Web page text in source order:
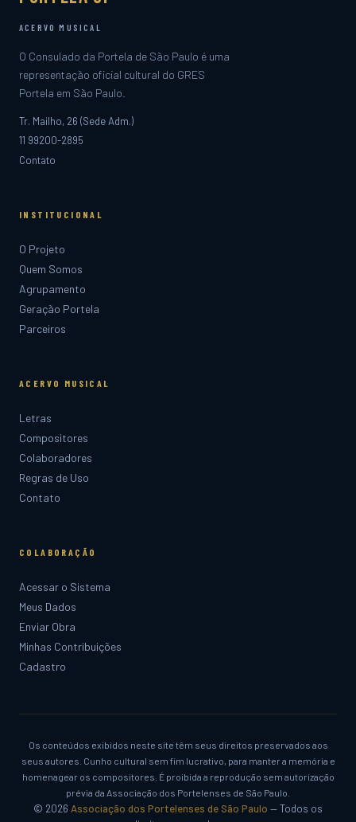
ACERVO MUSICAL
O Consulado da Portela de São Paulo é uma
representação oficial cultural do GRES
Portela em São Paulo.
Tr. Mailho, 26 (Sede Adm.)
11 99200-2895
Contato
INSTITUCIONAL
O Projeto
Quem Somos
Agrupamento
Geração Portela
Parceiros
ACERVO MUSICAL
Letras
Compositores
Colaboradores
Regras de Uso
Contato
COLABORAÇÃO
Acessar o Sistema
Meus Dados
Enviar Obra
Minhas Contribuições
Cadastro
Os conteúdos exibidos neste site têm seus direitos preservados aos
seus autores. Cunho cultural sem fim lucrativo, para manter a memória e
homenagear os compositores. É proibida a reprodução sem autorização
prévia da Associação dos Portelenses de São Paulo.
© 2026 Associação dos Portelenses de São Paulo — Todos os